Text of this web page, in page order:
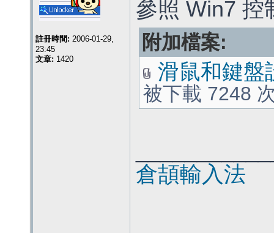
註冊時間: 2006-01-29,
23:45
文章: 1420
參照 Win7 控
附加檔案:
滑鼠和鍵盤
被下載 7248
倉頡輸入法